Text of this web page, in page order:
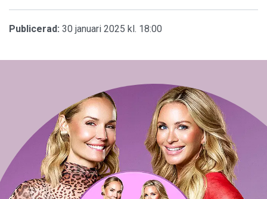
Publicerad: 30 januari 2025 kl. 18:00